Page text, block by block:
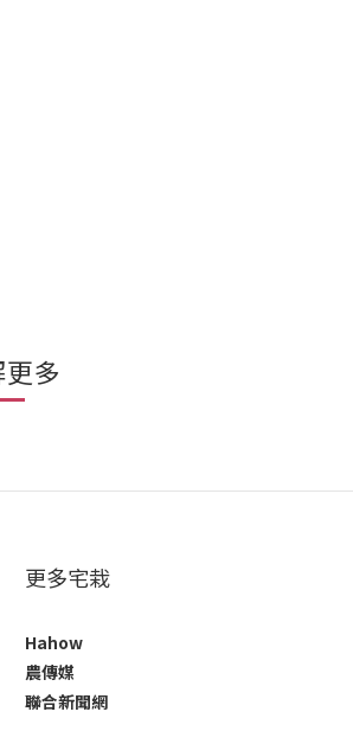
多
更多宅栽
Hahow
農傳媒
聯合新聞網